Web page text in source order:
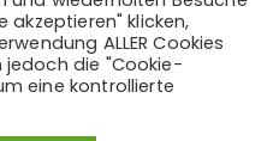
akzeptieren" klicken,
ALLER Cookies
jedoch die "Cookie-
eine kontrollierte